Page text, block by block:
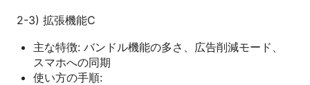
2-3) 拡張機能C
主な特徴: バンドル機能の多さ、広告削減モード、
スマホへの同期
使い方の手順: